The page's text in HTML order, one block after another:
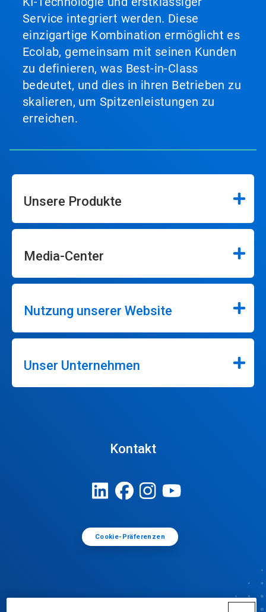
Service integriert werden. Diese
einzigartige Kombination ermöglicht es
Ecolab, gemeinsam mit seinen Kunden
zu definieren, was Best-in-Class
bedeutet, und dies in ihren Betrieben zu
skalieren, um Spitzenleistungen zu
erreichen.
Unsere Produkte
Media-Center
Nutzung unserer Website
Unser Unternehmen
Kontakt
Cookie-Präferenzen